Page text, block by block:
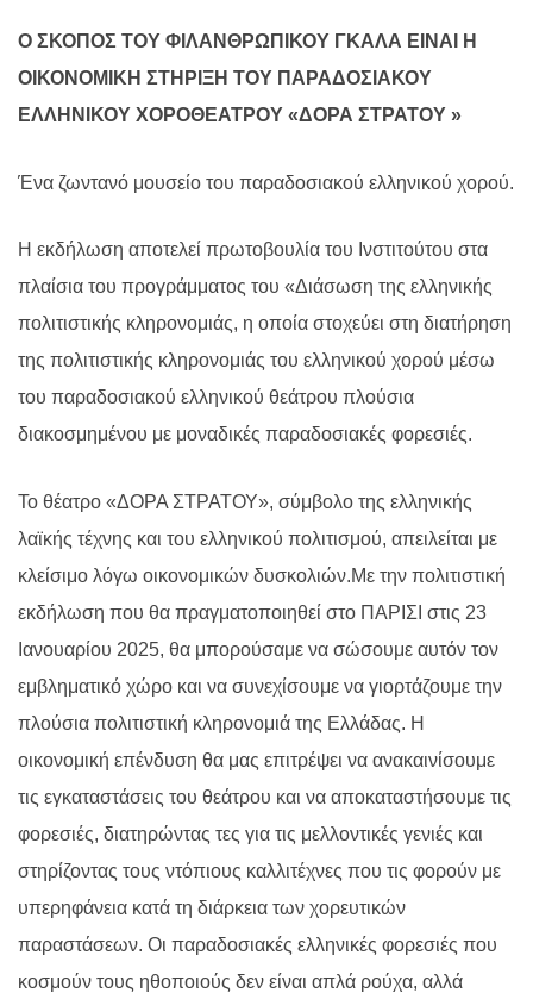
Ο ΣΚΟΠΟΣ ΤΟΥ ΦΙΛΑΝΘΡΩΠΙΚΟΥ ΓΚΑΛΑ ΕΙΝΑΙ Η
ΟΙΚΟΝΟΜΙΚΗ ΣΤΗΡΙΞΗ ΤΟΥ ΠΑΡΑΔΟΣΙΑΚΟΥ
ΕΛΛΗΝΙΚΟΥ ΧΟΡΟΘΕΑΤΡΟΥ «ΔΟΡΑ ΣΤΡΑΤΟΥ »
Ένα ζωντανό μουσείο του παραδοσιακού ελληνικού χορού.
Η εκδήλωση αποτελεί πρωτοβουλία του Ινστιτούτου στα
πλαίσια του προγράμματος του «Διάσωση της ελληνικής
πολιτιστικής κληρονομιάς, η οποία στοχεύει στη διατήρηση
της πολιτιστικής κληρονομιάς του ελληνικού χορού μέσω
του παραδοσιακού ελληνικού θεάτρου πλούσια
διακοσμημένου με μοναδικές παραδοσιακές φορεσιές.
Το θέατρο «ΔΟΡΑ ΣΤΡΑΤΟΥ», σύμβολο της ελληνικής
λαϊκής τέχνης και του ελληνικού πολιτισμού, απειλείται με
κλείσιμο λόγω οικονομικών δυσκολιών.Με την πολιτιστική
εκδήλωση που θα πραγματοποιηθεί στο ΠΑΡΙΣΙ στις 23
Ιανουαρίου 2025, θα μπορούσαμε να σώσουμε αυτόν τον
εμβληματικό χώρο και να συνεχίσουμε να γιορτάζουμε την
πλούσια πολιτιστική κληρονομιά της Ελλάδας. Η
οικονομική επένδυση θα μας επιτρέψει να ανακαινίσουμε
τις εγκαταστάσεις του θεάτρου και να αποκαταστήσουμε τις
φορεσιές, διατηρώντας τες για τις μελλοντικές γενιές και
στηρίζοντας τους ντόπιους καλλιτέχνες που τις φορούν με
υπερηφάνεια κατά τη διάρκεια των χορευτικών
παραστάσεων. Οι παραδοσιακές ελληνικές φορεσιές που
κοσμούν τους ηθοποιούς δεν είναι απλά ρούχα, αλλά